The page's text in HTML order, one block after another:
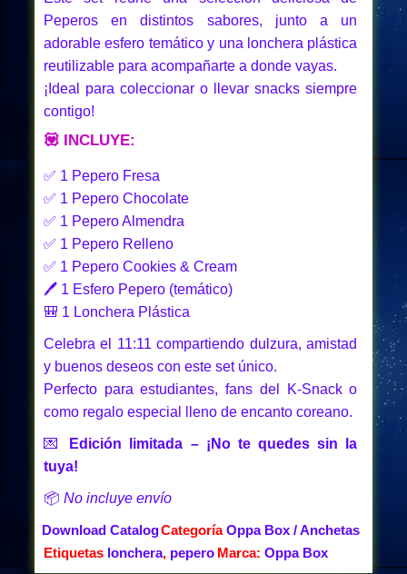
Peperos en distintos sabores, junto a un
adorable esfero temático y una lonchera plástica
reutilizable para acompañarte a donde vayas.
¡Ideal para coleccionar o llevar snacks siempre
contigo!
💟 INCLUYE:
✅ 1 Pepero Fresa
✅ 1 Pepero Chocolate
✅ 1 Pepero Almendra
✅ 1 Pepero Relleno
✅ 1 Pepero Cookies & Cream
🖊️ 1 Esfero Pepero (temático)
🎒 1 Lonchera Plástica
Celebra el 11:11 compartiendo dulzura, amistad
y buenos deseos con este set único.
Perfecto para estudiantes, fans del K-Snack o
como regalo especial lleno de encanto coreano.
💌
Edición limitada – ¡No te quedes sin la
tuya!
📦 No incluye envío
Download CatalogCategoría Oppa Box / Anchetas
Etiquetas lonchera, pepero Marca: Oppa Box